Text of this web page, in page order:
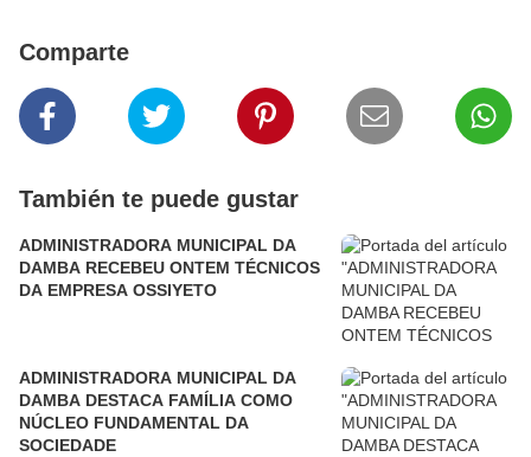
Comparte
También te puede gustar
ADMINISTRADORA MUNICIPAL DA
DAMBA RECEBEU ONTEM TÉCNICOS
DA EMPRESA OSSIYETO
ADMINISTRADORA MUNICIPAL DA
DAMBA DESTACA FAMÍLIA COMO
NÚCLEO FUNDAMENTAL DA
SOCIEDADE